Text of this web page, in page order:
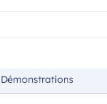
Démonstrations